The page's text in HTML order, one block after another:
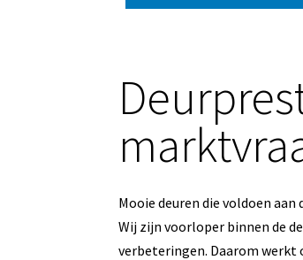
Mooie deuren die voldoen
Wij zijn voorloper binnen de
verbeteringen. Daarom werkt